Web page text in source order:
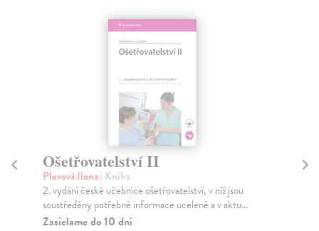
Ošetřovatelství II
Plevová Ilona| Kniha
2. vydání české učebnice ošetřovatelství, v níž jsou
soustředěny potřebné informace uceleně a v aktu...
Zasielame do 10 dní